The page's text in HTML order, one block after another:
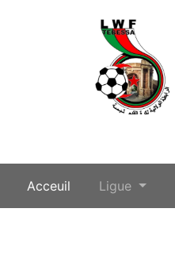
Acceuil (current)
Ligue